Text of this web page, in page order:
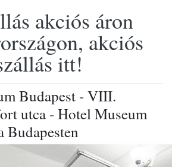
akciós áron
akciós
itt!
Budapest - VIII.
utca - Hotel Museum
Budapesten